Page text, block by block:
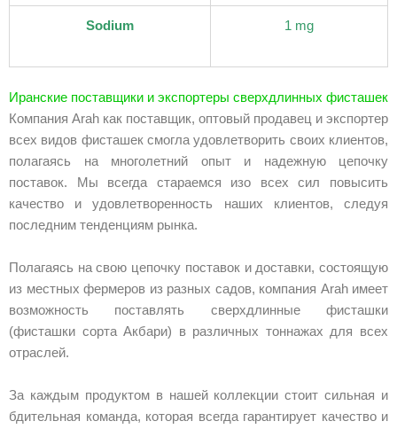
Sodium 1 mg
Иранские поставщики и экспортеры сверхдлинных фисташек
Компания Arah как поставщик, оптовый продавец и экспортер
всех видов фисташек смогла удовлетворить своих клиентов,
полагаясь на многолетний опыт и надежную цепочку
поставок. Мы всегда стараемся изо всех сил повысить
качество и удовлетворенность наших клиентов, следуя
последним тенденциям рынка.
Полагаясь на свою цепочку поставок и доставки, состоящую
из местных фермеров из разных садов, компания Arah имеет
возможность поставлять сверхдлинные фисташки
(фисташки сорта Акбари) в различных тоннажах для всех
отраслей.
За каждым продуктом в нашей коллекции стоит сильная и
бдительная команда, которая всегда гарантирует качество и